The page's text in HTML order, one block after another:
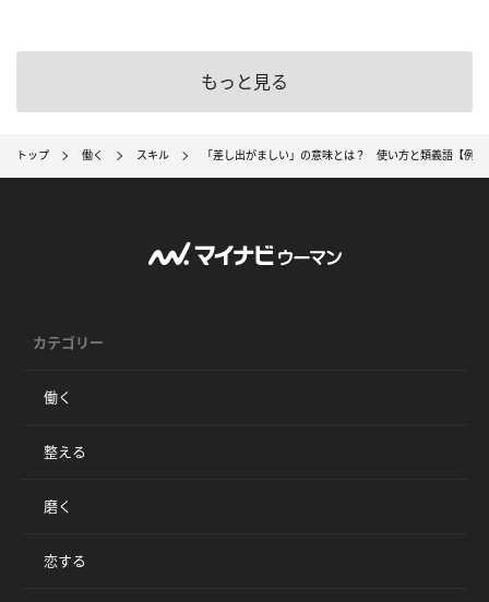
もっと見る
トップ 働く スキル 「差し出がましい」の意味とは？ 使い方と類義語【例文
カテゴリー
働く
整える
磨く
恋する